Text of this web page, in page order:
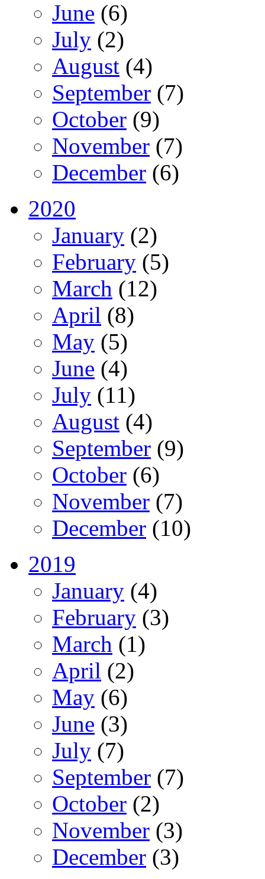
June (6)
July (2)
August (4)
September (7)
October (9)
November (7)
December (6)
2020
January (2)
February (5)
March (12)
April (8)
May (5)
June (4)
July (11)
August (4)
September (9)
October (6)
November (7)
December (10)
2019
January (4)
February (3)
March (1)
April (2)
May (6)
June (3)
July (7)
September (7)
October (2)
November (3)
December (3)